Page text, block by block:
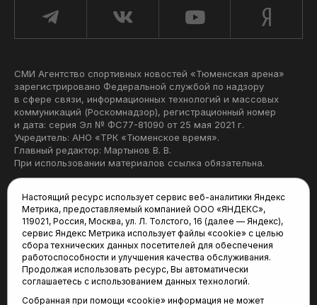
СМИ Агентство спортивных новостей «Тюменская арена»
зарегистрировано Федеральной службой по надзору
в сфере связи, информационных технологий и массовых
коммуникаций (Роскомнадзор), регистрационный номер
и дата: серия Эл № ФС77-81090 от 25 мая 2021 г.
Учредитель: АНО «ТРК «Тюменское время».
Главный редактор: Мартынов В. В.
При использовании материалов ссылка обязательна.
Редакция:
625035, Тюмень, пр. Геологоразведчиков, 28А
(3452) 68-22-28
tum-arena@mail.ru
Отдел продаж:
Настоящий ресурс использует сервис веб-аналитики Яндекс
Метрика, предоставляемый компанией ООО «ЯНДЕКС»,
119021, Россия, Москва, ул. Л. Толстого, 16 (далее — Яндекс),
сервис Яндекс Метрика использует файлы «cookie» с целью
сбора технических данных посетителей для обеспечения
работоспособности и улучшения качества обслуживания.
Продолжая использовать ресурс, Вы автоматически
соглашаетесь с использованием данных технологий.
Собранная при помощи «cookie» информация не может